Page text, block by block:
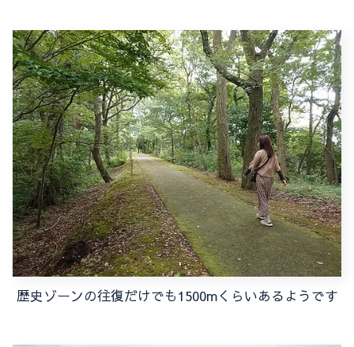
歴史ゾーンの往復だけでも1500mくらいあるようです